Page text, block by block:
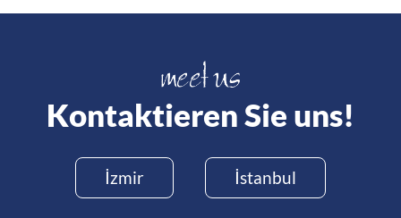
Kontaktieren Sie uns!
İzmir İstanbul